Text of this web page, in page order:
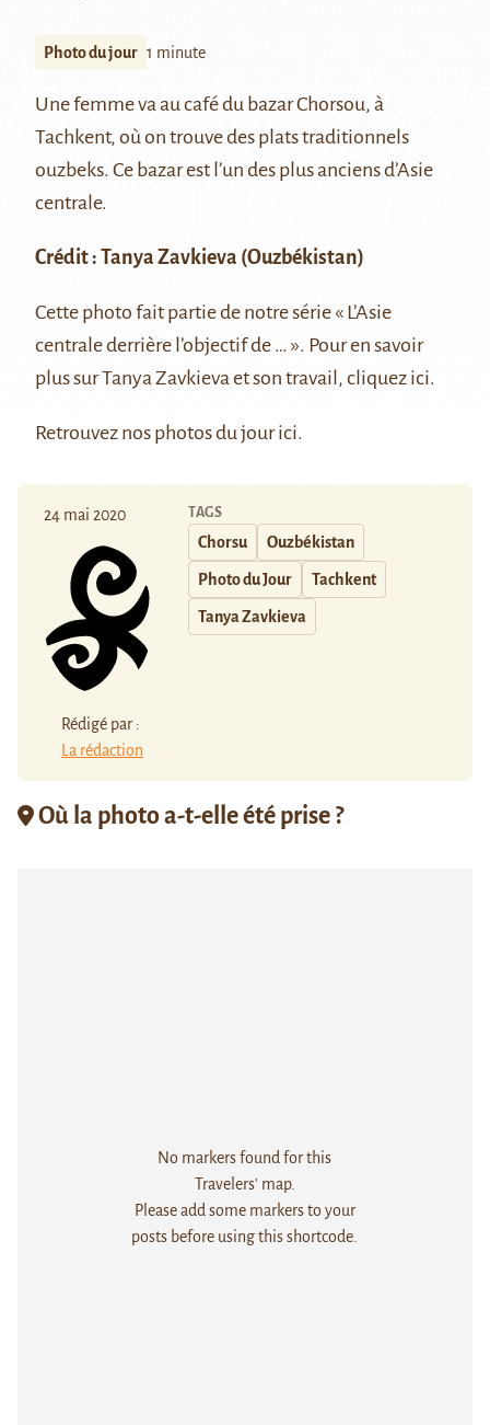
Photo du jour 1 minute
Une femme va au café du bazarChorsou, à
Tachkent, où on trouve des plats traditionnels
ouzbeks. Ce bazar est l’un des plus anciens d’Asie
centrale.
Crédit : Tanya Zavkieva (Ouzbékistan)
Cette photo fait partie de notre série « L’Asie
centrale derrière l’objectif de … ». Pour en savoir
plus sur Tanya Zavkieva et son travail, cliquez ici.
Retrouvez nos photos du jourici.
24 mai 2020
Rédigé par :
La rédaction
TAGS
Chorsu Ouzbékistan
Photo du Jour Tachkent
Tanya Zavkieva
Où la photo a-t-elle été prise ?
No markers found for this
Travelers' map.
Please add some markers to your
posts before using this shortcode.